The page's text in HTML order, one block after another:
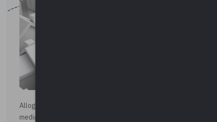
Alloggi di Edilizia Residenziale Pubblica - Vendita all'asta
mediante procedura asincrona telematica